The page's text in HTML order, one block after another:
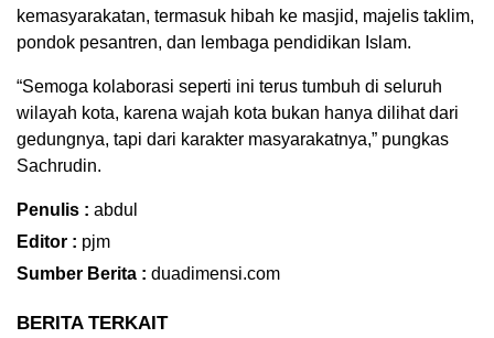
kemasyarakatan, termasuk hibah ke masjid, majelis taklim,
pondok pesantren, dan lembaga pendidikan Islam.
“Semoga kolaborasi seperti ini terus tumbuh di seluruh
wilayah kota, karena wajah kota bukan hanya dilihat dari
gedungnya, tapi dari karakter masyarakatnya,” pungkas
Sachrudin.
Penulis : abdul
Editor : pjm
Sumber Berita : duadimensi.com
BERITA TERKAIT